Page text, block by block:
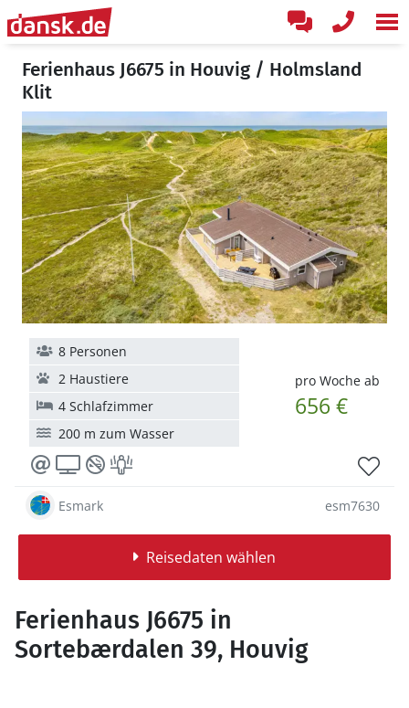
Ferienhaus J6675 in Houvig / Holmsland
Klit
pro Woche ab
656 €
8 Personen
2 Haustiere
4 Schlafzimmer
200 m zum Wasser
Esmark esm7630
Reisedaten wählen
Ferienhaus J6675 in
Sortebærdalen 39, Houvig